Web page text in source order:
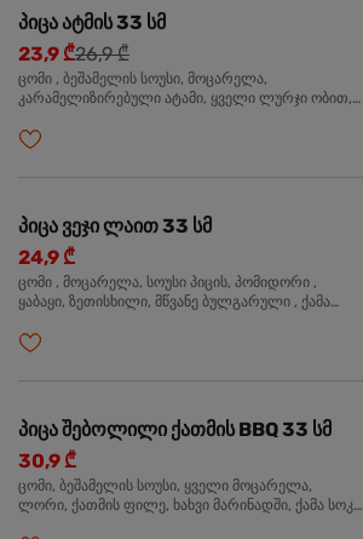
პიცა ატმის 33 სმ
23,9 ₾26,9 ₾
ცომი , ბეშამელის სოუსი, მოცარელა,
კარამელიზირებული ატამი, ყველი ლურჯი ობით,
პიცა ვეჯი ლაით 33 სმ
24,9 ₾
ცომი , მოცარელა, სოუსი პიცის, პომიდორი ,
ყაბაყი, ზეთისხილი, მწვანე ბულგარული , ქამა
პიცა შებოლილი ქათმის BBQ 33 სმ
30,9 ₾
ცომი, ბეშამელის სოუსი, ყველი მოცარელა,
ლორი, ქათმის ფილე, ხახვი მარინადში, ქამა სოკო